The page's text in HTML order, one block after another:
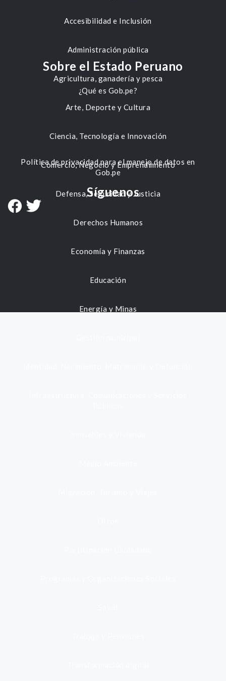
Accesibilidad e Inclusión
Administración pública
Agricultura, ganadería y pesca
Arte, Deporte y Cultura
Ciencia, Tecnología e Innovación
Comercio, Negocio y Emprendimiento
Defensa, Seguridad y Justicia
Derechos Humanos
Economía y Finanzas
Educación
Energía y Minas
Sobre el Estado Peruano
¿Qué es Gob.pe?
Política de privacidad para el manejo de datos en
Gob.pe
Síguenos